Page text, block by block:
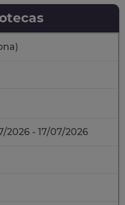
2026 - 17/07/2026